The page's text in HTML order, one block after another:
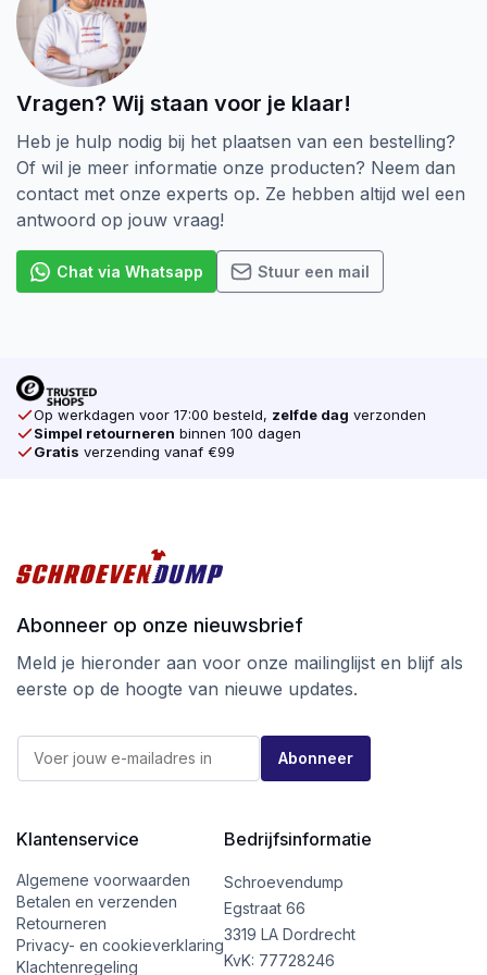
krijg advies op maat!
Vragen? Wij staan voor je klaar!
Heb je hulp nodig bij het plaatsen van een bestelling?
Of wil je meer informatie onze producten? Neem dan
contact met onze experts op. Ze hebben altijd wel een
antwoord op jouw vraag!
Chat via Whatsapp Stuur een mail
Op werkdagen voor 17:00 besteld, zelfde dag verzonden
Simpel retourneren binnen 100 dagen
Gratis verzending vanaf €99
Abonneer op onze nieuwsbrief
Meld je hieronder aan voor onze mailinglijst en blijf als
eerste op de hoogte van nieuwe updates.
a
*
-
m
a
i
l
E
m
l
Abonneer
Klantenservice
Algemene voorwaarden
Betalen en verzenden
Retourneren
Privacy- en cookieverklaring
Klachtenregeling
Bedrijfsinformatie
Schroevendump
Egstraat 66
3319 LA Dordrecht
KvK: 77728246